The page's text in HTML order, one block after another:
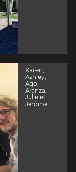
Karen,
Ashley,
Ago,
Aranza,
Julie et
Jérôme